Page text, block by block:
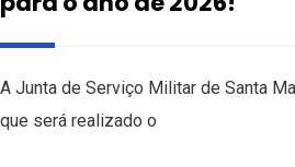
A Junta de Serviço Militar de Santa
que será realizado o